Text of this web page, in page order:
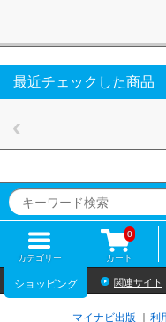
最近チェックした商品
カテゴリー カート
0
ショッピング 関連サイト
マイナビ出版 利